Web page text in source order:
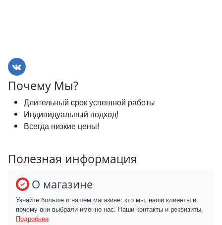
Почему Мы?
Длительный срок успешной работы
Индивидуальный подход!
Всегда низкие цены!
Полезная информация
О магазине
Узнайте больше о нашем магазине: кто мы, наши клиенты и
почему они выбрали именно нас. Наши контакты и реквизиты.
Подробнее